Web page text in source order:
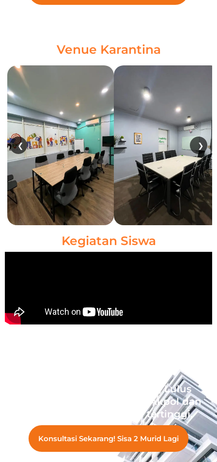
Venue Karantina
❮ ❯
Kegiatan Siswa
Wujudkan Impian Ananda, Lulus
Sekolah Kedinasan Akmil, Akpol dan
Bintara dengan prestasi tertinggi.
Konsultasi Sekarang! Sisa 2 Murid Lagi